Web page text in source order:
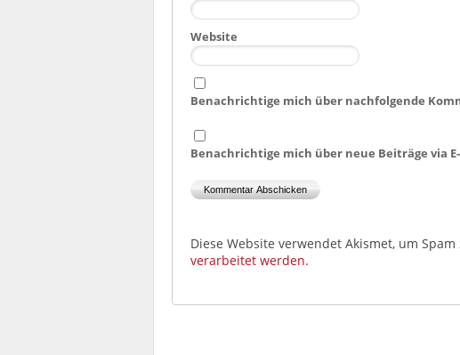
Website
Benachrichtige mich über nachfolgende
Benachrichtige mich über neue Beiträge via
Diese Website verwendet Akismet, um
verarbeitet werden.